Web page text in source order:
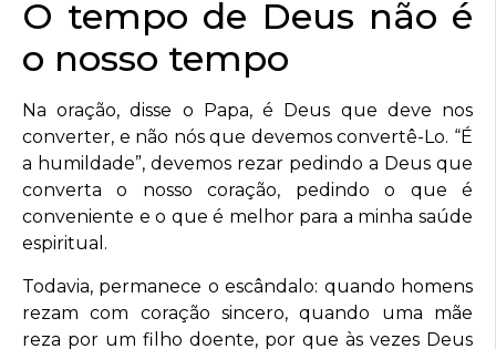
O tempo de Deus não é
o nosso tempo
Na oração, disse o Papa, é Deus que deve nos
converter, e não nós que devemos convertê-Lo. “É
a humildade”, devemos rezar pedindo a Deus que
converta o nosso coração, pedindo o que é
conveniente e o que é melhor para a minha saúde
espiritual.
Todavia, permanece o escândalo: quando homens
rezam com coração sincero, quando uma mãe
reza por um filho doente, por que às vezes Deus